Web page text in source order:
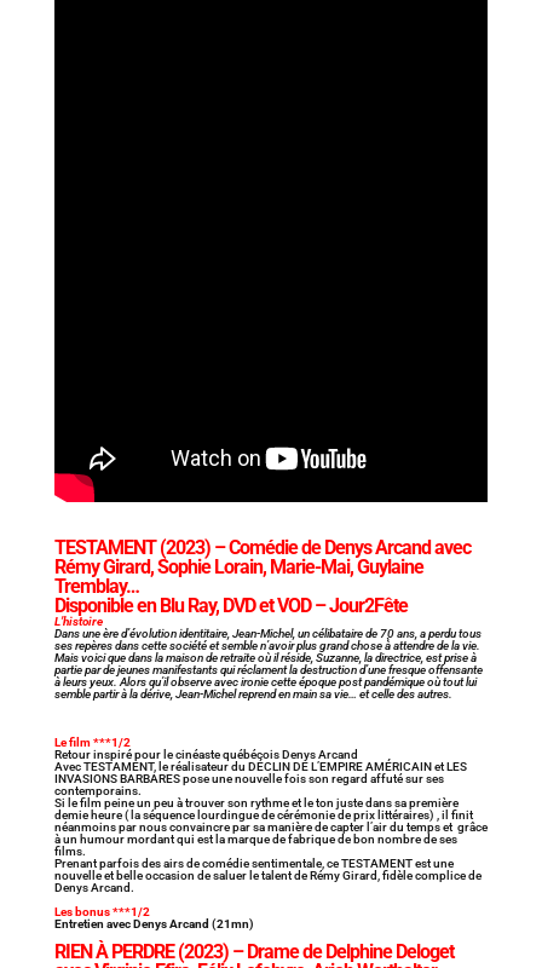
TESTAMENT(2023) – Comédie de Denys Arcand avec
Rémy Girard, Sophie Lorain, Marie-Mai, Guylaine
Tremblay…
Disponible en Blu Ray, DVD et VOD – Jour2Fête
L’histoire
Dans une ère d’évolution identitaire, Jean-Michel, un célibataire de 70 ans, a perdu tous
ses repères dans cette société et semble n’avoir plus grand chose à̀ attendre de la vie.
Mais voici que dans la maison de retraite où il réside, Suzanne, la directrice, est prise à
partie par de jeunes manifestants qui réclament la destruction d’une fresque offensante
à leurs yeux. Alors qu’il observe avec ironie cette époque post pandémique où tout lui
semble partir à la dérive, Jean-Michel reprend en main sa vie… et celle des autres.
Le film ***1/2
Retour inspiré pour le cinéaste québécois Denys Arcand
Avec TESTAMENT, le réalisateur du DÉCLIN DE L’EMPIRE AMÉRICAIN et LES
INVASIONS BARBARES pose une nouvelle fois son regard affuté sur ses
contemporains.
Si le film peine un peu à trouver son rythme et le ton juste dans sa première
demie heure ( la séquence lourdingue de cérémonie de prix littéraires) , il finit
néanmoins par nous convaincre par sa manière de capter l’air du temps et grâce
à un humour mordant qui est la marque de fabrique de bon nombre de ses
films.
Prenant parfois des airs de comédie sentimentale, ce TESTAMENT est une
nouvelle et belle occasion de saluer le talent de Rémy Girard, fidèle complice de
Denys Arcand.
Les bonus ***1/2
Entretien avec Denys Arcand (21mn)
RIEN À PERDRE(2023) – Drame de Delphine Deloget